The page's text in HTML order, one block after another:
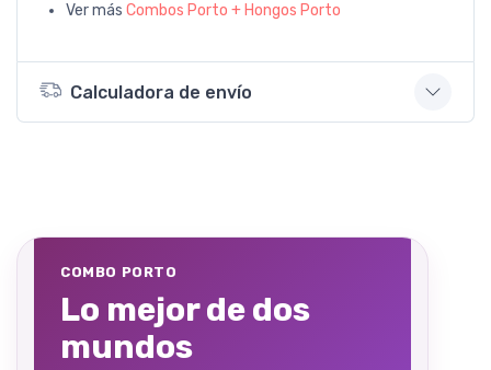
Ver más Combos Porto + Hongos Porto
Calculadora de envío
COMBO PORTO
Lo mejor de dos
mundos